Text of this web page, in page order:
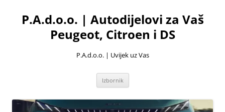
sadržaja
P.A.d.o.o. | Autodijelovi za Vaš
Peugeot, Citroen i DS
P.A.d.o.o. | Uvijek uz Vas
Izbornik